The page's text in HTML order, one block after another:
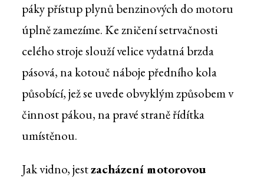
páky přístup plynů benzinových do motoru
úplně zamezíme. Ke zničení setrvačnosti
celého stroje slouží velice vydatná brzda
pásová, na kotouč náboje předního kola
působící, jež se uvede obvyklým způsobem v
činnost pákou, na pravé straně řídítka
umístěnou.
Jak vidno, jestzacházení motorovou